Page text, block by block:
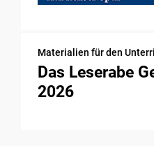
Materialien für den
Das Leserabe
2026